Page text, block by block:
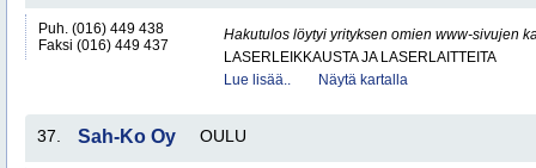
Puh. (016) 449 438
Faksi (016) 449 437
Hakutulos löytyi yrityksen omien www-sivujen
LASERLEIKKAUSTA JA LASERLAITTEITA
Lue lisää..
Näytä kartalla
37. Sah-Ko Oy OULU